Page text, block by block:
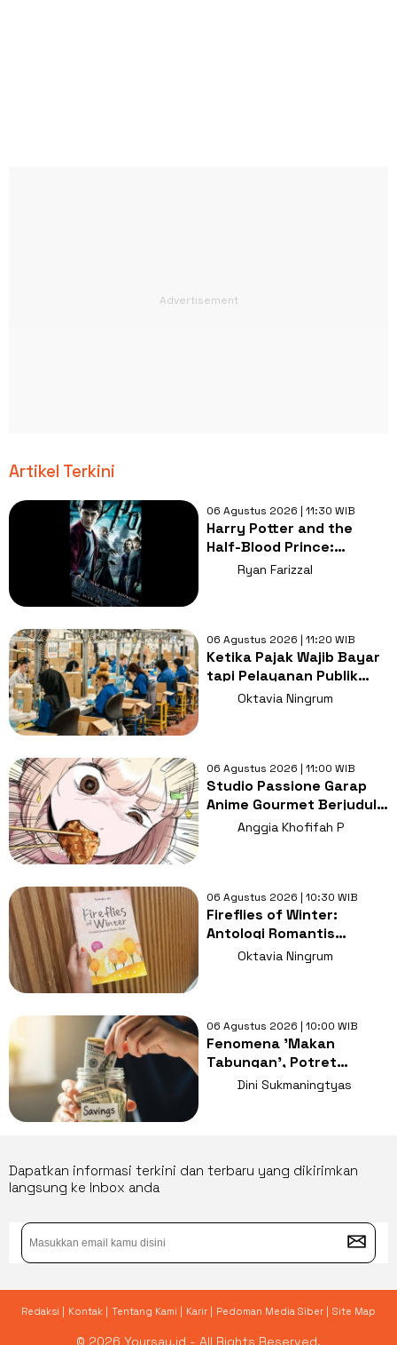
Artikel Terkini
06 Agustus 2026 | 11:30 WIB
Harry Potter and the
Half-Blood Prince:
Langkah Awal Pencarian
Ryan Farizzal
06 Agustus 2026 | 11:20 WIB
Ketika Pajak Wajib Bayar
tapi Pelayanan Publik
Jalan di Tempat, Di Mana
Oktavia Ningrum
06 Agustus 2026 | 11:00 WIB
Studio Passione Garap
Anime Gourmet Berjudul I
Love Dokagui! Mochizuki-
Anggia Khofifah P
06 Agustus 2026 | 10:30 WIB
Fireflies of Winter:
Antologi Romantis
Tentang Harapan yang
Oktavia Ningrum
06 Agustus 2026 | 10:00 WIB
Fenomena 'Makan
Tabungan', Potret
Rapuhnya Ketahanan
Dini Sukmaningtyas
Dapatkan informasi terkini dan terbaru yang dikirimkan
langsung ke Inbox anda
Redaksi | Kontak | Tentang Kami | Karir | Pedoman Media Siber | Site Map
© 2026 Yoursay.id - All Rights Reserved.